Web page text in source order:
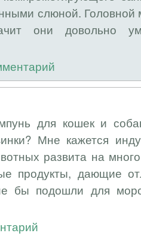
слюной. Головной
они довольно
для кошек и
Мне кажется
развита на
продукты, дающие
бы подошли для